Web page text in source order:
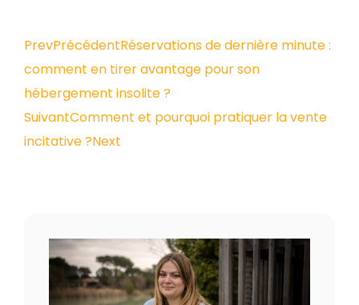
PrevPrécédentRéservations de dernière minute :
comment en tirer avantage pour son
hébergement insolite ?
SuivantComment et pourquoi pratiquer la vente
incitative ?Next